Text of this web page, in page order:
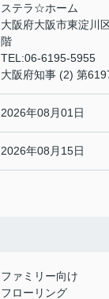
ステラ☆ホーム
大阪府大阪市東淀川
階
TEL:06-6195-5955
大阪府知事 (2) 第
2026年08月01日
2026年08月15日
ファミリー向け
フローリング